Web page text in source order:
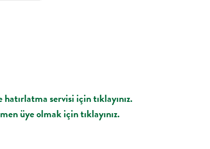
hatırlatma servisi için tıklayınız.
üye olmak için tıklayınız.